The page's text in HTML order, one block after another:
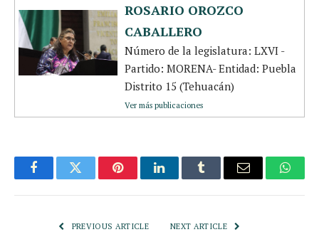
ROSARIO OROZCO
CABALLERO
Número de la legislatura: LXVI -
Partido: MORENA- Entidad: Puebla
Distrito 15 (Tehuacán)
Ver más publicaciones
FacebookTwitter PinterestLinkedInTumblr Email
PREVIOUS ARTICLE NEXT ARTICLE